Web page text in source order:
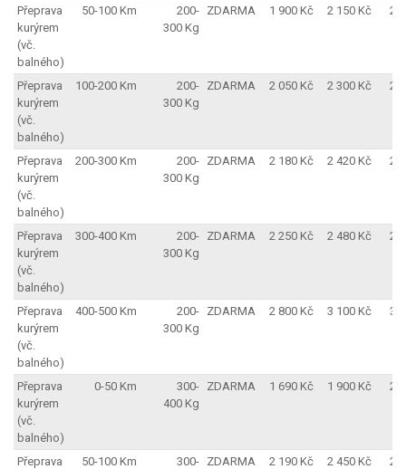
Přeprava
kurýrem
(vč.
balného)
50-100 Km
200-
300 Kg
ZDARMA 1 900 Kč 2 150 Kč 2
Přeprava
kurýrem
(vč.
balného)
100-200 Km
200-
300 Kg
ZDARMA 2 050 Kč 2 300 Kč 2
Přeprava
kurýrem
(vč.
balného)
200-300 Km
200-
300 Kg
ZDARMA 2 180 Kč 2 420 Kč 2
Přeprava
kurýrem
(vč.
balného)
300-400 Km
200-
300 Kg
ZDARMA 2 250 Kč 2 480 Kč 2
Přeprava
kurýrem
(vč.
balného)
400-500 Km
200-
300 Kg
ZDARMA 2 800 Kč 3 100 Kč 3
Přeprava
kurýrem
(vč.
balného)
0-50 Km
300-
400 Kg
ZDARMA 1 690 Kč 1 900 Kč 2
Přeprava
50-100 Km
300- ZDARMA 2 190 Kč 2 450 Kč 2